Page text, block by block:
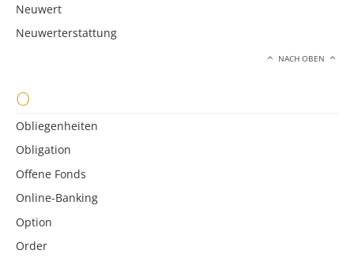
Neuwert
Neuwerterstattung
NACH OBEN
O
Obliegenheiten
Obligation
Offene Fonds
Online-Banking
Option
Order